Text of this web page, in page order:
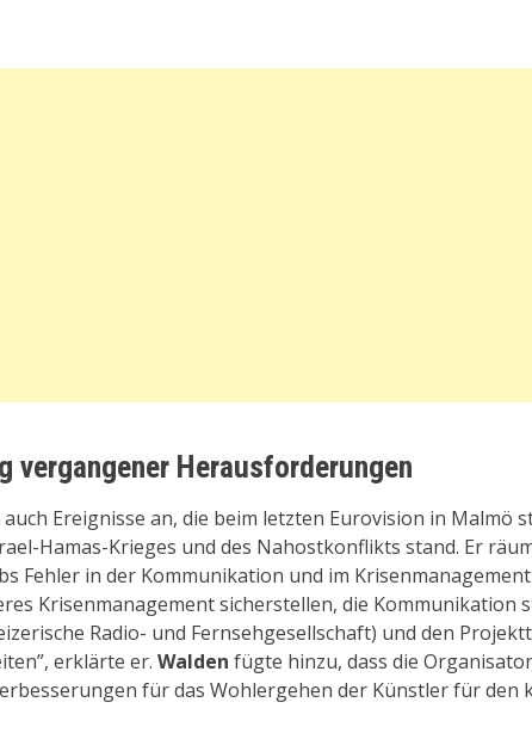
vergangener Herausforderungen
Ereignisse an, die beim letzten Eurovision in Malmö
Hamas-Krieges und des Nahostkonflikts stand. Er
Fehler in der Kommunikation und im
Krisenmanagement sicherstellen, die Kommunikation
Radio- und Fernsehgesellschaft) und den
erklärte er. Walden fügte hinzu, dass die
für das Wohlergehen der Künstler für den